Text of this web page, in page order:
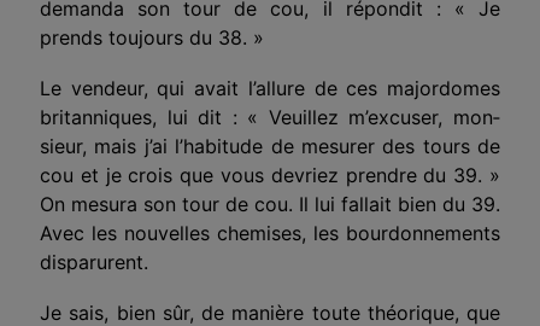
demanda son tour de cou, il répondit : « Je
prends toujours du 38. »
Le vendeur, qui avait l’allure de ces majordomes
britanniques, lui dit : « Veuillez m’excuser, mon­
sieur, mais j’ai l’habitude de mesurer des tours de
cou et je crois que vous devriez prendre du 39. »
On mesura son tour de cou. Il lui fallait bien du 39.
Avec les nouvelles chemises, les bourdonnements
disparurent.
Je sais, bien sûr, de manière toute théorique, que